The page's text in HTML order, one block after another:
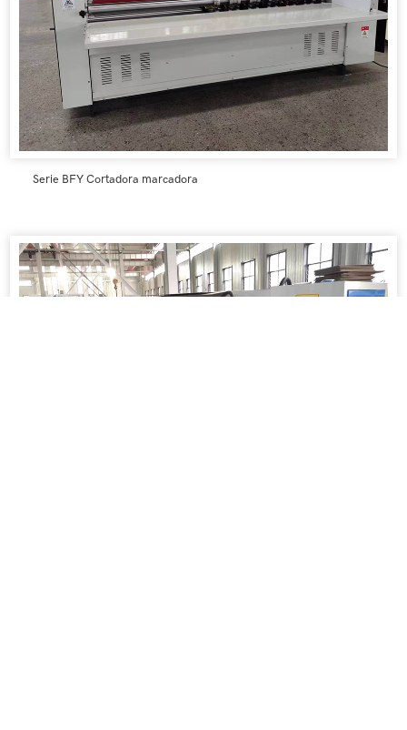
Serie BFY Cortadora marcadora